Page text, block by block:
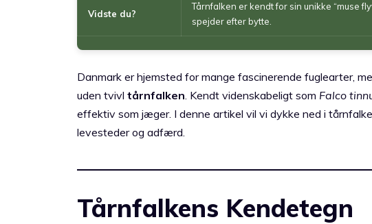
Vidste du?
Tårnfalken er kendt for sin unikke “muse
spejder efter bytte.
Danmark er hjemsted for mange fascinerende fuglearter,
uden tvivl tårnfalken . Kendt videnskabeligt som Falco
effektiv som jæger. I denne artikel vil vi dykke ned i
levesteder og adfærd.
Tårnfalkens Kendetegn